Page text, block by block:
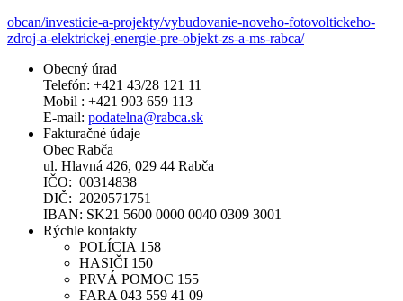
obcan/investicie-a-projekty/vybudovanie-noveho-fotovoltickeho-
zdroj-a-elektrickej-energie-pre-objekt-zs-a-ms-rabca/
Obecný úrad
Telefón: +421 43/28 121 11
Mobil : +421 903 659 113
E-mail: podatelna@rabca.sk
Fakturačné údaje
Obec Rabča
ul. Hlavná 426, 029 44 Rabča
IČO: 00314838
DIČ: 2020571751
IBAN: SK21 5600 0000 0040 0309 3001
Rýchle kontakty
POLÍCIA 158
HASIČI 150
PRVÁ POMOC 155
FARA 043 559 41 09